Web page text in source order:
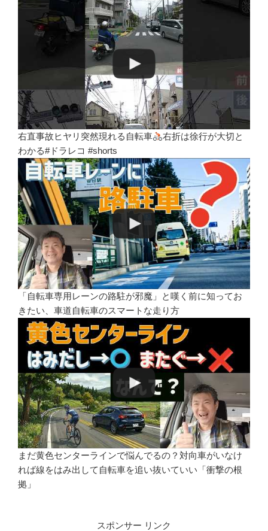
右直事故ヒヤリ突然現れる自転車
右折は徐行が大切と
わかる#ドラレコ #shorts
「自転車専用レーンの路駐が邪魔」と嘆く前に知ってお
きたい、車道自転車のスマートな走り方
まだ黄色センターラインで悩んでるの？対向車がいなけ
れば線をはみ出して自転車を追い抜いていい「衝撃の根
拠」
スポンサー リンク